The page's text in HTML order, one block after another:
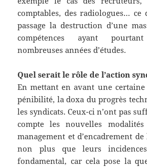
comptables, des radiologues…
passage la destruction d’une
compétences ayant
nombreuses années d’études.
Quel serait le rôle de l’action
En mettant en avant une
pénibilité, la doxa du progrès
les syndicats. Ceux-ci n’ont pas
compte les nouvelles modalités
management et d’encadrement
non plus que leurs
fondamental, car cela pose la